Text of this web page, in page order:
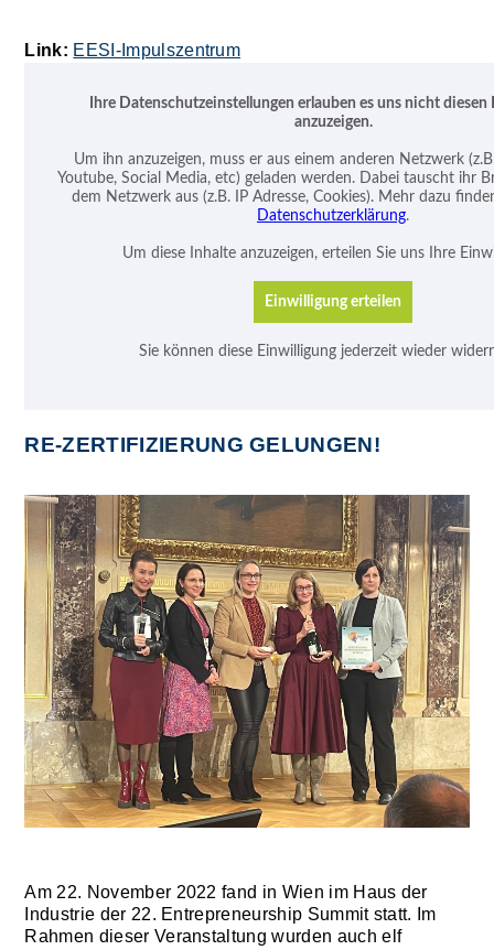
Link: EESI-Impulszentrum
RE-ZERTIFIZIERUNG GELUNGEN!
Am 22. November 2022 fand in Wien im Haus der
Industrie der 22. Entrepreneurship Summit statt. Im
Rahmen dieser Veranstaltung wurden auch elf